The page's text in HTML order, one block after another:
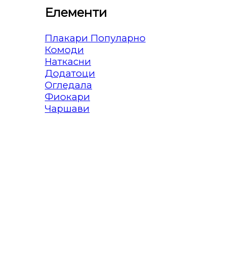
Елементи
Плакари
Комоди
Наткасни
Додатоци
Огледала
Фиокари
Чаршави